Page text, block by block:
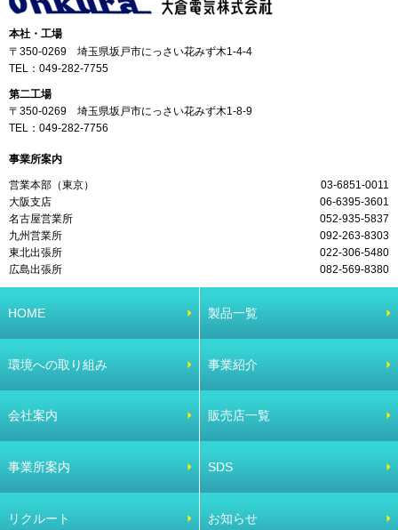
本社・工場
〒350-0269 埼玉県坂戸市にっさい花みず木1-4-4
TEL： 049-282-7755
第二工場
〒350-0269 埼玉県坂戸市にっさい花みず木1-8-9
TEL： 049-282-7756
事業所案内
営業本部（東京）
03-6851-0011
大阪支店
06-6395-3601
名古屋営業所
052-935-5837
九州営業所
092-263-8303
東北出張所
022-306-5480
広島出張所
082-569-8380
HOME 製品一覧
環境への取り組み 事業紹介
会社案内 販売店一覧
事業所案内 SDS
リクルート お知らせ